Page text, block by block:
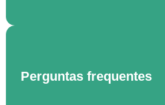
Perguntas frequentes